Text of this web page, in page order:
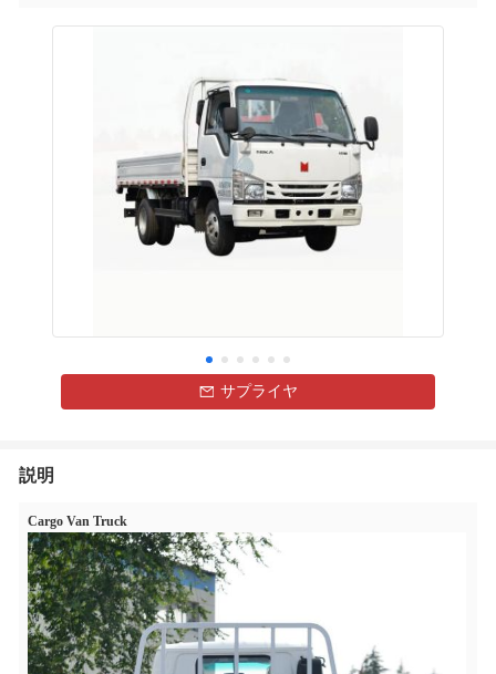
サプライヤ
説明
Cargo Van Truck